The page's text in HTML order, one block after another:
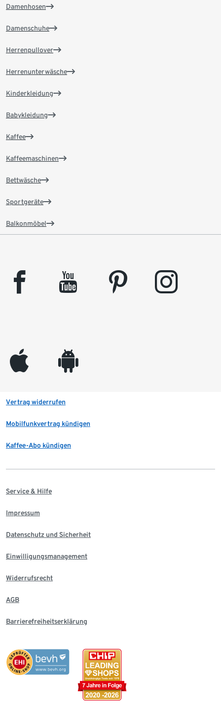
Damenhosen
Damenschuhe
Herrenpullover
Herrenunterwäsche
Kinderkleidung
Babykleidung
Kaffee
Kaffeemaschinen
Bettwäsche
Sportgeräte
Balkonmöbel
facebook youtube pinterest instagram
appleinc android
Vertrag widerrufen
Mobilfunkvertrag kündigen
Kaffee-Abo kündigen
Service & Hilfe
Impressum
Datenschutz und Sicherheit
Einwilligungsmanagement
Widerrufsrecht
AGB
Barrierefreiheitserklärung